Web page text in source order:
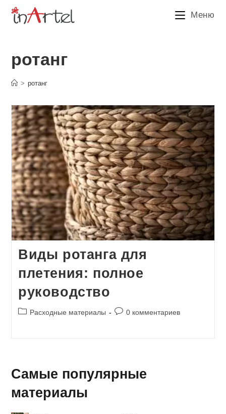
Перейти
Меню
ротанг
> ротанг
Виды ротанга для
плетения: полное
руководство
Рубрика
Расходные материалы
Комментарии
0 комментариев
Самые популярные
материалы